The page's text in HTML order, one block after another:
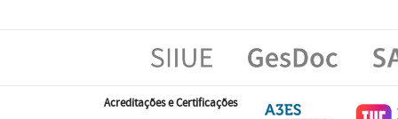
Acreditações e Certificações